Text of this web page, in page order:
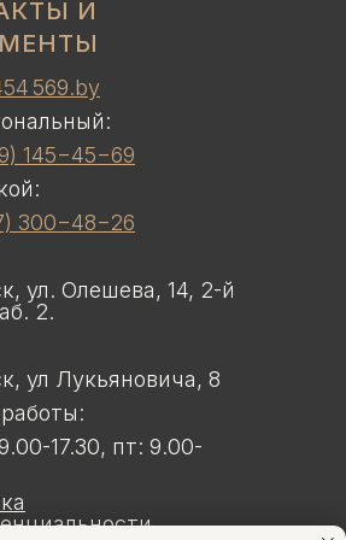
И
569.by
145−45−69
300−48−26
ул. Олешева, 14, 2-й
2.
ул Лукьяновича, 8
17.30, пт: 9.00-